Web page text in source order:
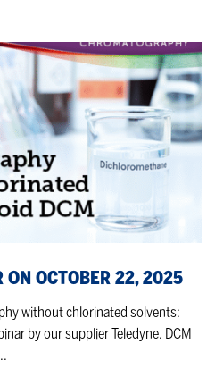
ON OCTOBER 22, 2025
without chlorinated solvents:
by our supplier Teledyne. DCM